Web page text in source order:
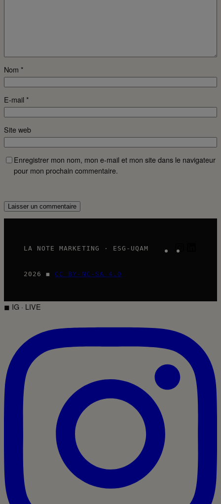
Nom *
E-mail *
Site web
Enregistrer mon nom, mon e-mail et mon site dans le navigateur
pour mon prochain commentaire.
LA NOTE MARKETING · ESG-UQAM
2026 ◼ CC BY-NC-SA 4.0
◼ IG · LIVE